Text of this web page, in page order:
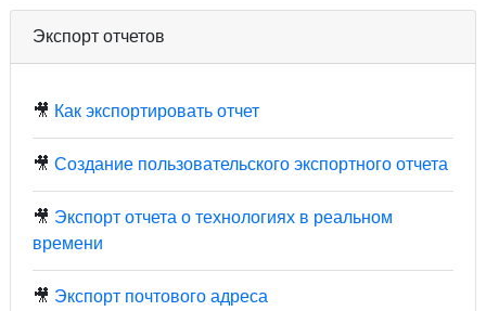
Экспорт отчетов
🎥 Как экспортировать отчет
🎥 Создание пользовательского экспортного отчета
🎥 Экспорт отчета о технологиях в реальном
времени
🎥 Экспорт почтового адреса